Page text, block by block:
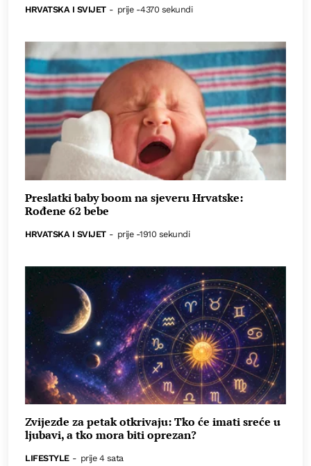
HRVATSKA I SVIJET - prije -4370 sekundi
Preslatki baby boom na sjeveru Hrvatske:
Rođene 62 bebe
HRVATSKA I SVIJET - prije -1910 sekundi
Zvijezde za petak otkrivaju: Tko će imati sreće u
ljubavi, a tko mora biti oprezan?
LIFESTYLE - prije 4 sata